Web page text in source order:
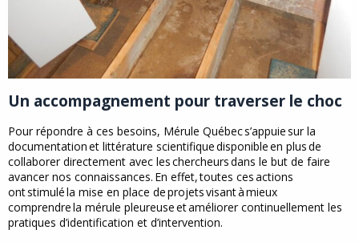
Un accompagnement pour traverser le choc
Pour répondre à ces besoins, Mérule Québec s’appuie sur la
documentation et littérature scientifique disponible en plus de
collaborer directement avec les chercheurs dans le but de faire
avancer nos connaissances. En effet, toutes ces actions
ont stimulé la mise en place de projets visant à mieux
comprendre la mérule pleureuse et améliorer continuellement les
pratiques d’identification et d’intervention.